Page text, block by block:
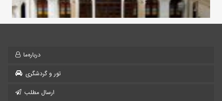
درباره‌ما
تور و گردشگری
ارسال مطلب